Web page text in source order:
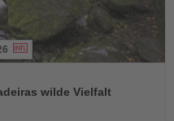
wilde Vielfalt